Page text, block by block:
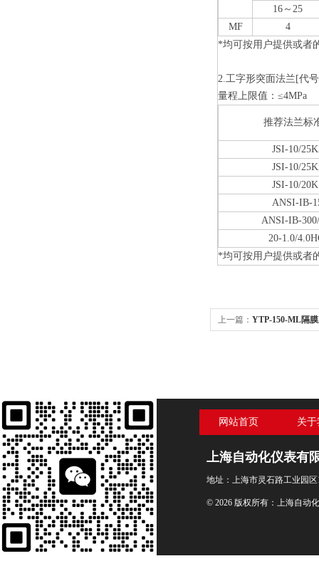
16～25
MF
4
*均可按用户提供或者
2.工字形突面法兰[代
量程上限值：≤4MPa
推荐法兰标
JSI-10/
JSI-10/
JSI-10/
ANSI-IB-
ANSI-IB-
20-1.0/
*均可按用户提供或者
上一篇： YTP-150-ML隔
网站首页 关
上海自动化仪表有
地址：上海市灵石路工业园区
© 2026 版权所有：上海自动